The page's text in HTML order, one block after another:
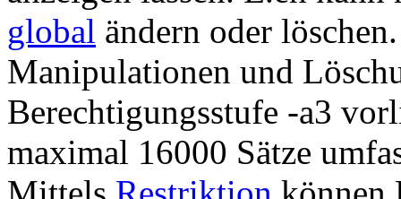
global ändern oder
Manipulationen und
Berechtigungsstufe -a3
maximal 16000 Sätze